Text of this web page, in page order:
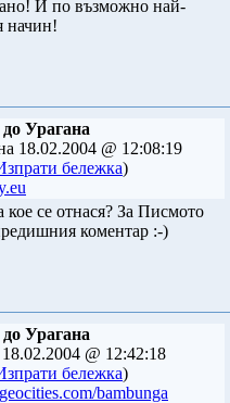
И по възможно най-
начин!
Урагана
18.02.2004 @ 12:08:19
бележка)
кое се отнася? За Писмото
коментар :-)
Урагана
@ 12:42:18
бележка)
bambunga